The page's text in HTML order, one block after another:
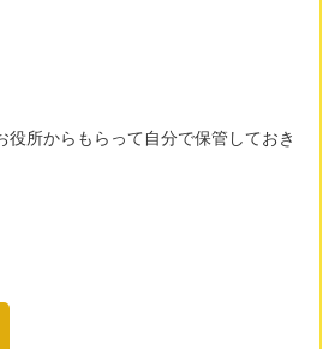
所からもらって自分で保管しておき